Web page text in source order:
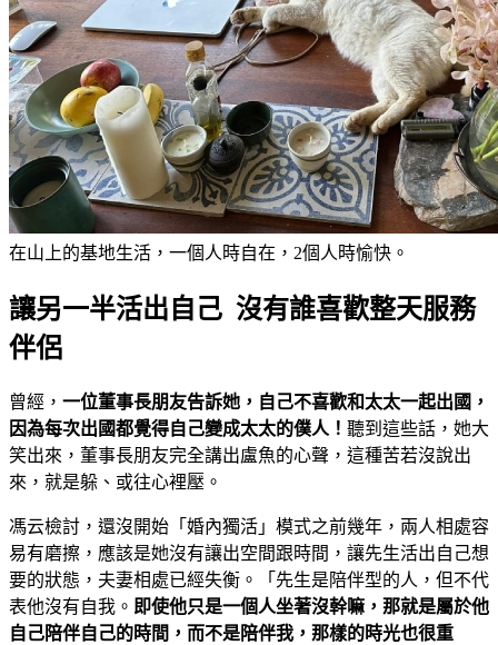
在山上的基地生活，一個人時自在，2個人時愉快。
讓另一半活出自己 沒有誰喜歡整天服務
伴侶
曾經， 一位董事長朋友告訴她，自己不喜歡和太太一起出國，
因為每次出國都覺得自己變成太太的僕人！ 聽到這些話，她大
笑出來，董事長朋友完全講出盧魚的心聲，這種苦若沒說出
來，就是躲、或往心裡壓。
馮云檢討，還沒開始「婚內獨活」模式之前幾年，兩人相處容
易有磨擦，應該是她沒有讓出空間跟時間，讓先生活出自己想
要的狀態，夫妻相處已經失衡。「先生是陪伴型的人，但不代
表他沒有自我。 即使他只是一個人坐著沒幹嘛，那就是屬於他
自己陪伴自己的時間，而不是陪伴我，那樣的時光也很重